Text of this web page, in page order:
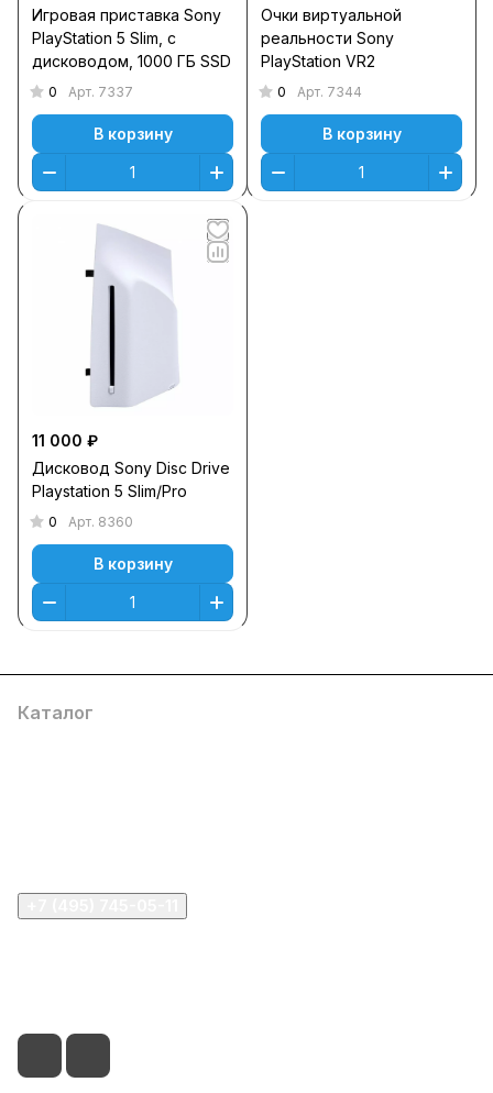
Игровая приставка Sony
PlayStation 5 Slim, с
дисководом, 1000 ГБ SSD
0 Арт. 7337
В корзину
Очки виртуальной
реальности Sony
PlayStation VR2
0 Арт. 7344
В корзину
11 000 ₽
Дисковод Sony Disc Drive
Playstation 5 Slim/Pro
0 Арт. 8360
В корзину
Каталог